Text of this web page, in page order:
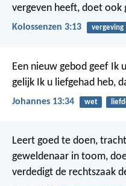
vergeven heeft, doet ook
Kolossenzen 3:13 vergeving
Een nieuw gebod geef Ik
gelijk Ik u liefgehad heb,
Johannes 13:34 wet
Leert goed te doen,
geweldenaar in toom,
verdedigt de rechtszaak